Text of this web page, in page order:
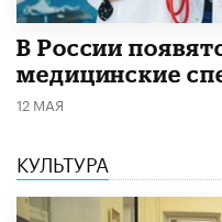
В России
медицинские
12 МАЯ
КУЛЬТУРА